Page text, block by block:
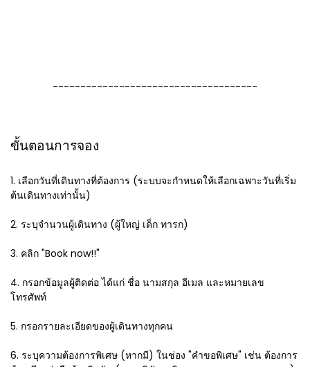
-------------------------------------
ขั้นตอนการจอง
1. เลือกวันที่เดินทางที่ต้องการ (ระบบจะกำหนดให้เลือกเฉพาะวันที่เริ่ม
ต้นเดินทางเท่านั้น)
2. ระบุจำนวนผู้เดินทาง (ผู้ใหญ่ เด็ก ทารก)
3. คลิก "Book now!!"
4. กรอกข้อมูลผู้ติดต่อ ได้แก่ ชื่อ นามสกุล อีเมล และหมายเลข
โทรศัพท์
5. กรอกรายละเอียดของผู้เดินทางทุกคน
6. ระบุความต้องการพิเศษ (หากมี) ในช่อง "คำขอพิเศษ" เช่น ต้องการ